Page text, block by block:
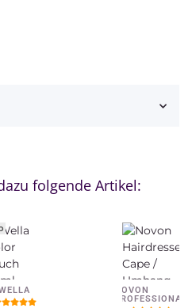
folgende Artikel:
NOVON
PROFESSIONAL